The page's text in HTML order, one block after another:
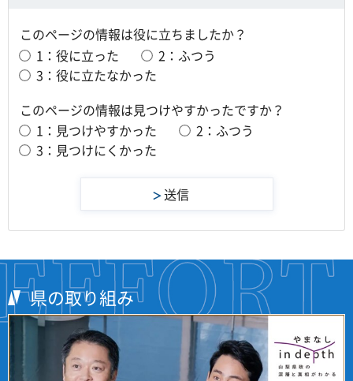
このページの情報は役に立ちましたか？
1：役に立った
2：ふつう
3：役に立たなかった
このページの情報は見つけやすかったですか？
1：見つけやすかった
2：ふつう
3：見つけにくかった
県の取り組み